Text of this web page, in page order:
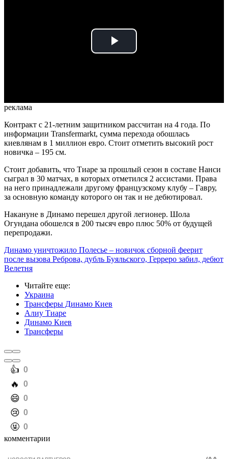
Play
реклама
Контракт с 21-летним защитником рассчитан на 4 года. По
информации Transfermarkt, сумма перехода обошлась
киевлянам в 1 миллион евро. Стоит отметить высокий рост
новичка – 195 см.
Стоит добавить, что Тиаре за прошлый сезон в составе Нанси
сыграл в 30 матчах, в которых отметился 2 ассистами. Права
на него принадлежали другому французскому клубу – Гавру,
за основную команду которого он так и не дебютировал.
Накануне в Динамо перешел другой легионер. Шола
Огундана обошелся в 200 тысяч евро плюс 50% от будущей
перепродажи.
Динамо уничтожило Полесье – новичок сборной феерит
после вызова Реброва, дубль Буяльского, Герреро забил, дебют
Велетня
Читайте еще:
Украина
Трансферы Динамо Киев
Алиу Тиаре
Динамо Киев
Трансферы
️👍 0
️🔥 0
️😄 0
️😢 0
️🤬 0
комментарии